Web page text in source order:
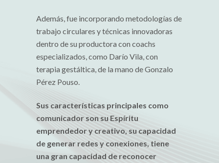
Además, fue incorporando metodologías de
trabajo circulares y técnicas innovadoras
dentro de su productora con coachs
especializados, como Darío Vila, con
terapia gestáltica, de la mano de Gonzalo
Pérez Pouso.
Sus características principales como
comunicador son su Espíritu
emprendedor y creativo, su capacidad
de generar redes y conexiones, tiene
una gran capacidad de reconocer